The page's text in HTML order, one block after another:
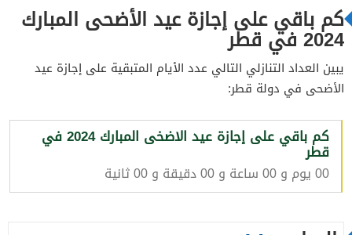
كم باقي على إجازة عيد الأضحى المبارك
2024 في قطر
يبين العداد التنازلي التالي عدد الأيام المتبقية على إجازة عيد
الأضحى في دولة قطر:
كم باقي على إجازة عيد الاضخى المبارك 2024 في
قطر
00 يوم و 00 ساعة و 00 دقيقة و 00 ثانية